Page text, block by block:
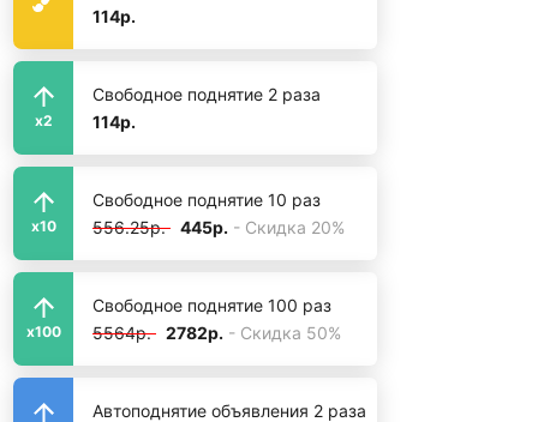
114р.
x2
Свободное поднятие 2 раза
114р.
x10
Свободное поднятие 10 раз
556.25р. 445р. - Скидка 20%
x100
Свободное поднятие 100 раз
5564р. 2782р. - Скидка 50%
Автоподнятие объявления 2 раза